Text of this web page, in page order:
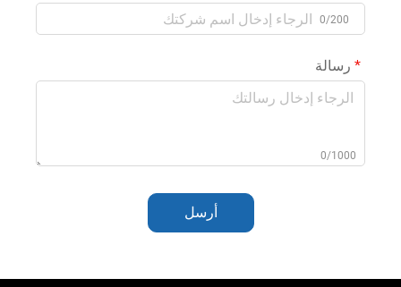
0/200
رسالة
0/1000
أرسل